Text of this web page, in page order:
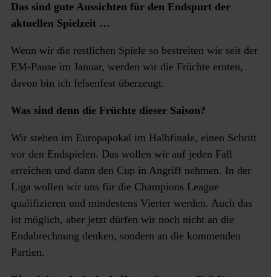
Das sind gute Aussichten für den Endspurt der
aktuellen Spielzeit …
Wenn wir die restlichen Spiele so bestreiten wie seit der
EM-Pause im Januar, werden wir die Früchte ernten,
davon bin ich felsenfest überzeugt.
Was sind denn die Früchte dieser Saison?
Wir stehen im Europapokal im Halbfinale, einen Schritt
vor den Endspielen. Das wollen wir auf jeden Fall
erreichen und dann den Cup in Angriff nehmen. In der
Liga wollen wir uns für die Champions League
qualifizieren und mindestens Vierter werden. Auch das
ist möglich, aber jetzt dürfen wir noch nicht an die
Endabrechnung denken, sondern an die kommenden
Partien.